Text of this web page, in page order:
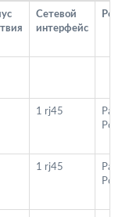
Сетевой
интерфейс
PoE
1 rj45
PoE
1 rj45
PoE